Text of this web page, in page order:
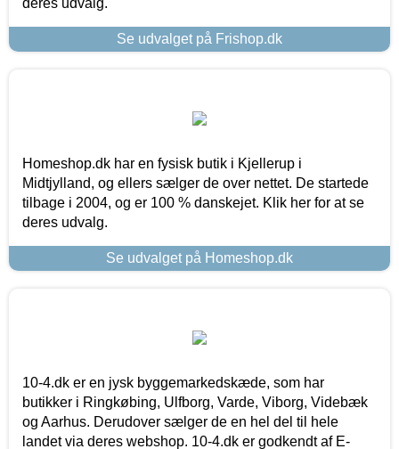
Se udvalget på Frishop.dk
Homeshop.dk har en fysisk butik i Kjellerup i
Midtjylland, og ellers sælger de over nettet. De startede
tilbage i 2004, og er 100 % danskejet. Klik her for at se
deres udvalg.
Se udvalget på Homeshop.dk
10-4.dk er en jysk byggemarkedskæde, som har
butikker i Ringkøbing, Ulfborg, Varde, Viborg, Videbæk
og Aarhus. Derudover sælger de en hel del til hele
landet via deres webshop. 10-4.dk er godkendt af E-